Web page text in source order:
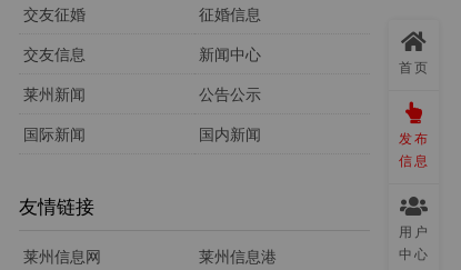
交友征婚 征婚信息
交友信息 新闻中心
莱州新闻 公告公示
国际新闻 国内新闻
友情链接
莱州信息网 莱州信息港
首页
发布
信息
用户
中心